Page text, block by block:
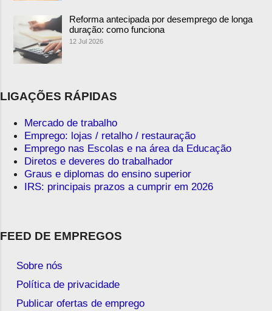
Reforma antecipada por desemprego de longa
duração: como funciona
12 Jul 2026
LIGAÇÕES RÁPIDAS
Mercado de trabalho
Emprego: lojas / retalho / restauração
Emprego nas Escolas e na área da Educação
Diretos e deveres do trabalhador
Graus e diplomas do ensino superior
IRS: principais prazos a cumprir em 2026
FEED DE EMPREGOS
Sobre nós
Política de privacidade
Publicar ofertas de emprego